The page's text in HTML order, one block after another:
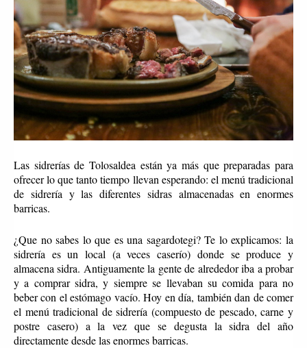
Las sidrerías de Tolosaldea están ya más que preparadas para
ofrecer lo que tanto tiempo llevan esperando: el menú tradicional
de sidrería y las diferentes sidras almacenadas en enormes
barricas.
¿Que no sabes lo que es una sagardotegi? Te lo explicamos: la
sidrería es un local (a veces caserío) donde se produce y
almacena sidra. Antiguamente la gente de alrededor iba a probar
y a comprar sidra, y siempre se llevaban su comida para no
beber con el estómago vacío. Hoy en día, también dan de comer
el menú tradicional de sidrería (compuesto de pescado, carne y
postre casero) a la vez que se degusta la sidra del año
directamente desde las enormes barricas.